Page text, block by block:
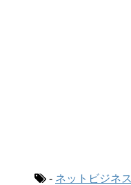
- ネットビジネス